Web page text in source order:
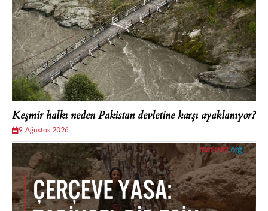
Keşmir halkı neden Pakistan devletine karşı ayaklanıyor?
9 Ağustos 2026